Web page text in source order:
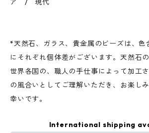
ア / 現代
*天然石、ガラス、貴金属のビーズは、
にそれぞれ個体差がございます。天然石
世界各国の、職人の手仕事によって加工
の風合いとしてご理解いただき、お楽し
幸いです。
International shipping